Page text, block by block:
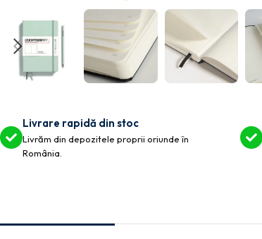
Livrare rapidă din stoc
Livrăm din depozitele proprii oriunde în
România.